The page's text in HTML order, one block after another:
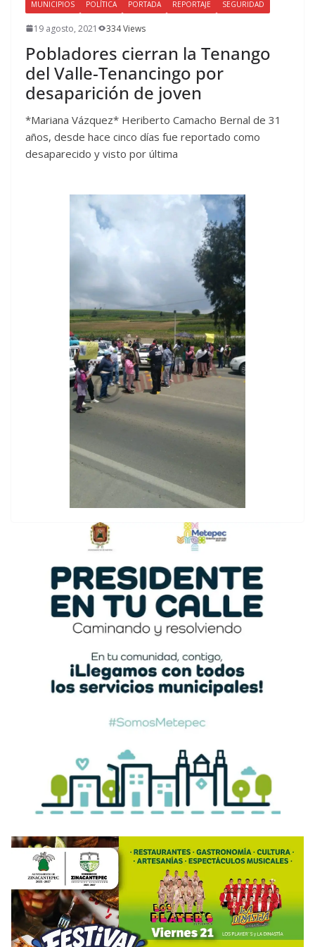
MUNICIPIOS POLÍTICA PORTADA REPORTAJE SEGURIDAD
19 agosto, 2021 334 Views
Pobladores cierran la Tenango
del Valle-Tenancingo por
desaparición de joven
*Mariana Vázquez* Heriberto Camacho Bernal de 31
años, desde hace cinco días fue reportado como
desaparecido y visto por última